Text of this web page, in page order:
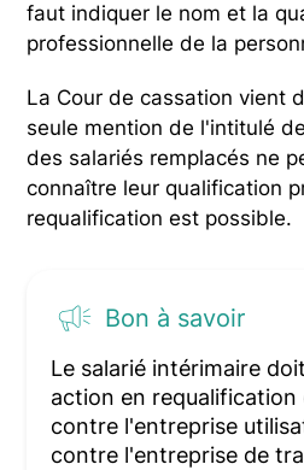
faut indiquer le nom et la
professionnelle de la
La Cour de cassation vient
seule mention de l'intitulé
des salariés remplacés ne
connaître leur qualification
requalification est possible.
Bon à savoir
Le salarié intérimaire
action en
contre l'entreprise
contre l'entreprise de